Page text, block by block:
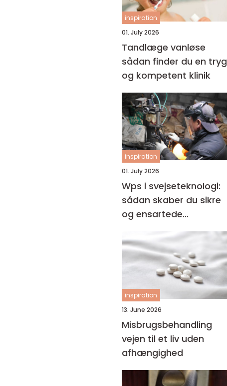
inspiration
01. July 2026
Tandlæge vanløse
sådan finder du en tryg
og kompetent klinik
inspiration
01. July 2026
Wps i svejseteknologi:
sådan skaber du sikre
og ensartede
inspiration
13. June 2026
Misbrugsbehandling
vejen til et liv uden
afhængighed